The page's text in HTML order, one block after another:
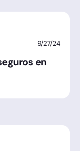
9/27/24
en